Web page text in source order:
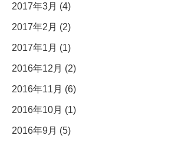
2017年3月 (4)
2017年2月 (2)
2017年1月 (1)
2016年12月 (2)
2016年11月 (6)
2016年10月 (1)
2016年9月 (5)